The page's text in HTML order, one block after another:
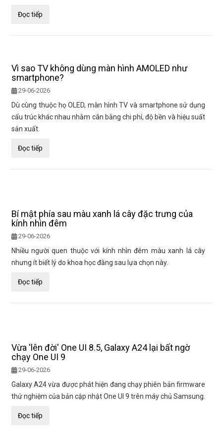
Đọc tiếp
Vì sao TV không dùng màn hình AMOLED như
smartphone?
29-06-2026
Dù cùng thuộc họ OLED, màn hình TV và smartphone sử dụng
cấu trúc khác nhau nhằm cân bằng chi phí, độ bền và hiệu suất
sản xuất.
Đọc tiếp
Bí mật phía sau màu xanh lá cây đặc trưng của
kính nhìn đêm
29-06-2026
Nhiều người quen thuộc với kính nhìn đêm màu xanh lá cây
nhưng ít biết lý do khoa học đằng sau lựa chọn này.
Đọc tiếp
Vừa 'lên đời' One UI 8.5, Galaxy A24 lại bất ngờ
chạy One UI 9
29-06-2026
Galaxy A24 vừa được phát hiện đang chạy phiên bản firmware
thử nghiệm của bản cập nhật One UI 9 trên máy chủ Samsung.
Đọc tiếp